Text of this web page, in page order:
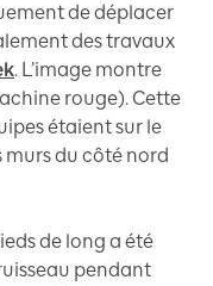
de déplacer
des travaux
. L’image montre
rouge). Cette
étaient sur le
murs du côté nord
de long a été
pendant